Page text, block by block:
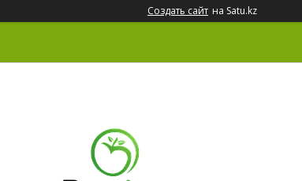
Создать сайт на Satu.kz